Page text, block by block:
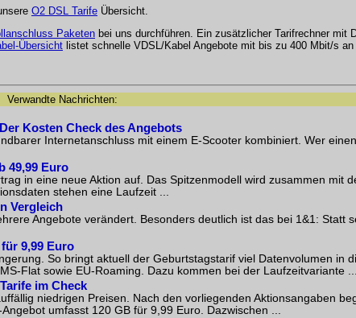
O2 DSL Tarife Übersicht.
Paketen bei uns durchführen. Ein zusätzlicher Tarifrechner mit
Übersicht listet schnelle VDSL/Kabel Angebote mit bis zu 400 Mbit/s an
Verwandte Nachrichten:
Kosten Check des Angebots
Internetanschluss mit einem E-Scooter kombiniert. Wer
49,99 Euro
in eine neue Aktion auf. Das Spitzenmodell wird zusammen mit
stehen eine Laufzeit ...
Vergleich
Angebote verändert. Besonders deutlich ist das bei 1&1: Statt
9,99 Euro
So bringt aktuell der Geburtstagstarif viel Datenvolumen in
Flat sowie EU-Roaming. Dazu kommen bei der Laufzeitvariante ...
im Check
niedrigen Preisen. Nach den vorliegenden Aktionsangaben
umfasst 120 GB für 9,99 Euro. Dazwischen ...